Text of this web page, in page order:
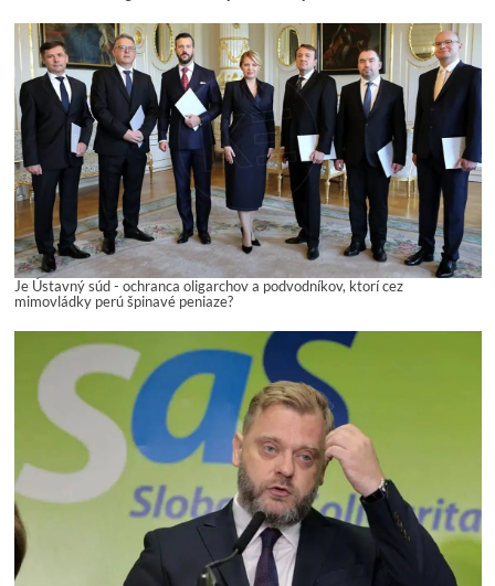
Je Ústavný súd - ochranca oligarchov a podvodníkov, ktorí cez
mimovládky perú špinavé peniaze?